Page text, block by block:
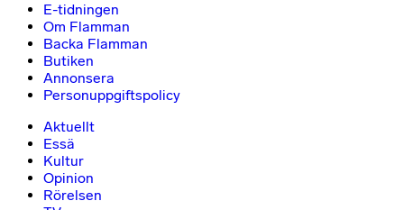
E-tidningen
Om Flamman
Backa Flamman
Butiken
Annonsera
Personuppgiftspolicy
Aktuellt
Essä
Kultur
Opinion
Rörelsen